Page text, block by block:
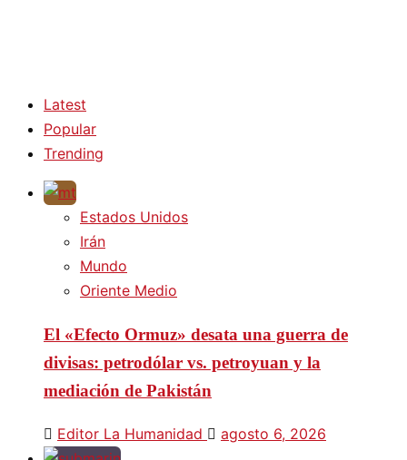
Latest
Popular
Trending
Estados Unidos
Irán
Mundo
Oriente Medio
El «Efecto Ormuz» desata una guerra de
divisas: petrodólar vs. petroyuan y la
mediación de Pakistán
Editor La Humanidad agosto 6, 2026